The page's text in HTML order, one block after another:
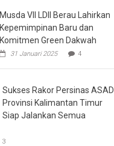
Musda VII LDII Berau Lahirkan
Kepemimpinan Baru dan
Komitmen Green Dakwah
31 Januari 2025 4
Sukses Rakor Persinas ASAD
Provinsi Kalimantan Timur
Siap Jalankan Semua
3